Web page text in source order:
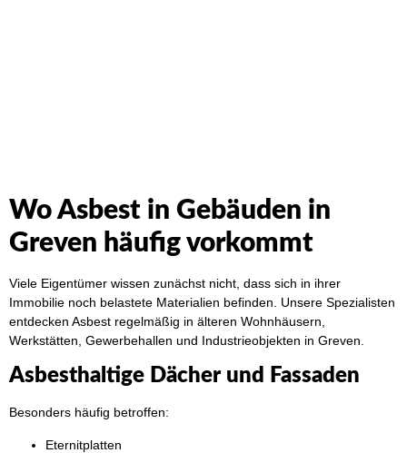
Wo Asbest in Gebäuden in
Greven häufig vorkommt
Viele Eigentümer wissen zunächst nicht, dass sich in ihrer
Immobilie noch belastete Materialien befinden. Unsere Spezialisten
entdecken Asbest regelmäßig in älteren Wohnhäusern,
Werkstätten, Gewerbehallen und Industrieobjekten in Greven.
Asbesthaltige Dächer und Fassaden
Besonders häufig betroffen:
Eternitplatten